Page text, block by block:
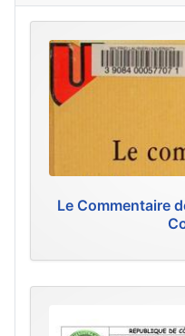
Le Commentaire